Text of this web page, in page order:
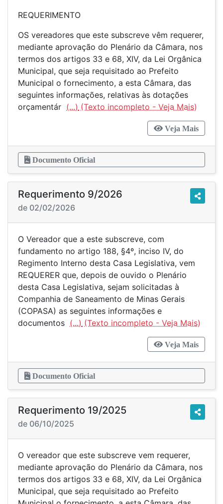
REQUERIMENTO
OS vereadores que este subscreve vêm requerer,
mediante aprovação do Plenário da Câmara, nos
termos dos artigos 33 e 68, XIV, da Lei Orgânica
Municipal, que seja requisitado ao Prefeito
Municipal o fornecimento, a esta Câmara, das
seguintes informações, relativas às dotações
orçamentár (...)
Veja Mais
Documento Oficial
Requerimento 9/2026
de 02/02/2026
O Vereador que a este subscreve, com
fundamento no artigo 188, §4º, inciso IV, do
Regimento Interno desta Casa Legislativa, vem
REQUERER que, depois de ouvido o Plenário
desta Casa Legislativa, sejam solicitadas à
Companhia de Saneamento de Minas Gerais
(COPASA) as seguintes informações e
documentos (...)
Veja Mais
Documento Oficial
Requerimento 19/2025
de 06/10/2025
O vereador que este subscreve vem requerer,
mediante aprovação do Plenário da Câmara, nos
termos dos artigos 33 e 68, XIV, da Lei Orgânica
Municipal, que seja requisitado ao Prefeito